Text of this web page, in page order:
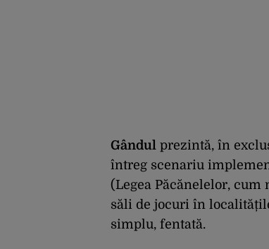
Gândul prezintă, în
întreg scenariu
(Legea Păcănelelor,
săli de jocuri în
simplu, fentată.